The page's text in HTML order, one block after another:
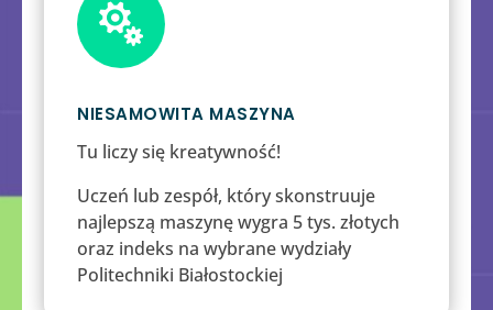

NIESAMOWITA MASZYNA
Tu liczy się kreatywność!
Uczeń lub zespół, który skonstruuje
najlepszą maszynę wygra 5 tys. złotych
oraz indeks na wybrane wydziały
Politechniki Białostockiej